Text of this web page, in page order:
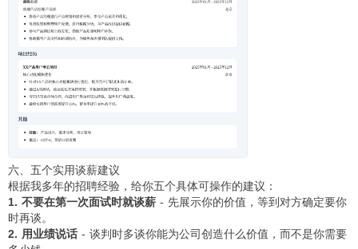
六、五个实用谈薪建议
根据我多年的招聘经验，给你五个具体可操作的建议：
1. 不要在第一次面试时就谈薪 - 先展示你的价值，等到对方确定要你
时再谈。
2. 用业绩说话 - 谈判时多谈你能为公司创造什么价值，而不是你需要